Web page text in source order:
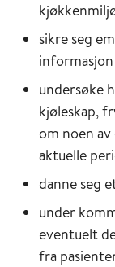
sikre seg
undersøke
kjøleskap,
om noen
aktuelle
danne seg
under
eventuelt
fra